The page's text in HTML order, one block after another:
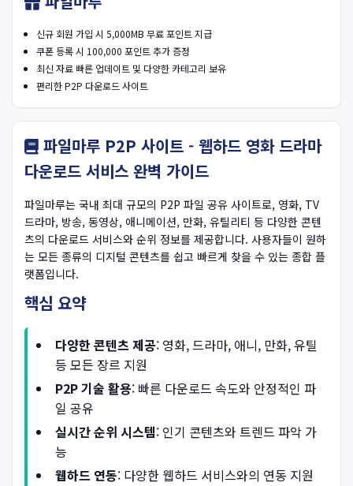
신규 회원 가입 시 5,000MB 무료 포인트 지급
쿠폰 등록 시 100,000 포인트 추가 증정
최신 자료 빠른 업데이트 및 다양한 카테고리 보유
편리한 P2P 다운로드 사이트
파일마루 P2P 사이트 - 웹하드 영화 드라마
다운로드 서비스 완벽 가이드
파일마루는 국내 최대 규모의 P2P 파일 공유 사이트로, 영화, TV
드라마, 방송, 동영상, 애니메이션, 만화, 유틸리티 등 다양한 콘텐
츠의 다운로드 서비스와 순위 정보를 제공합니다. 사용자들이 원하
는 모든 종류의 디지털 콘텐츠를 쉽고 빠르게 찾을 수 있는 종합 플
랫폼입니다.
핵심 요약
다양한 콘텐츠 제공: 영화, 드라마, 애니, 만화, 유틸
등 모든 장르 지원
P2P 기술 활용: 빠른 다운로드 속도와 안정적인 파
일 공유
실시간 순위 시스템: 인기 콘텐츠와 트렌드 파악 가
능
웹하드 연동: 다양한 웹하드 서비스와의 연동 지원